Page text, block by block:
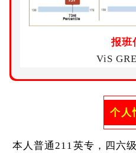
报班
ViS
个人
本人普通211英专，四六